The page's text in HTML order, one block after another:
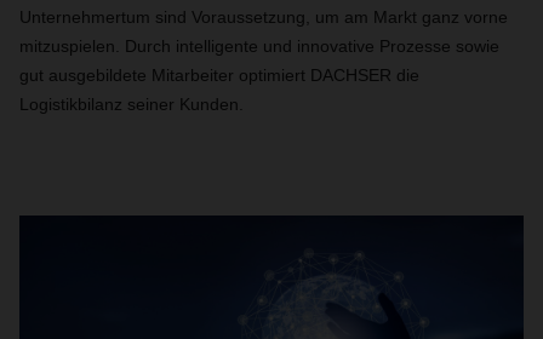
Unternehmertum sind Voraussetzung, um am Markt ganz vorne
mitzuspielen. Durch intelligente und innovative Prozesse sowie
gut ausgebildete Mitarbeiter optimiert DACHSER die
Logistikbilanz seiner Kunden.